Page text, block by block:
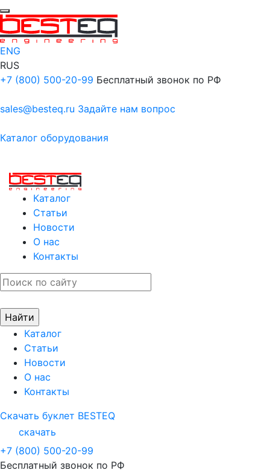
ENG
RUS
+7 (800) 500-20-99 Бесплатный звонок по РФ
sales@besteq.ru Задайте нам вопрос
Каталог оборудования
Каталог
Статьи
Новости
О нас
Контакты
Каталог
Статьи
Новости
О нас
Контакты
Скачать буклет BESTEQ
скачать
+7 (800) 500-20-99
Бесплатный звонок по РФ